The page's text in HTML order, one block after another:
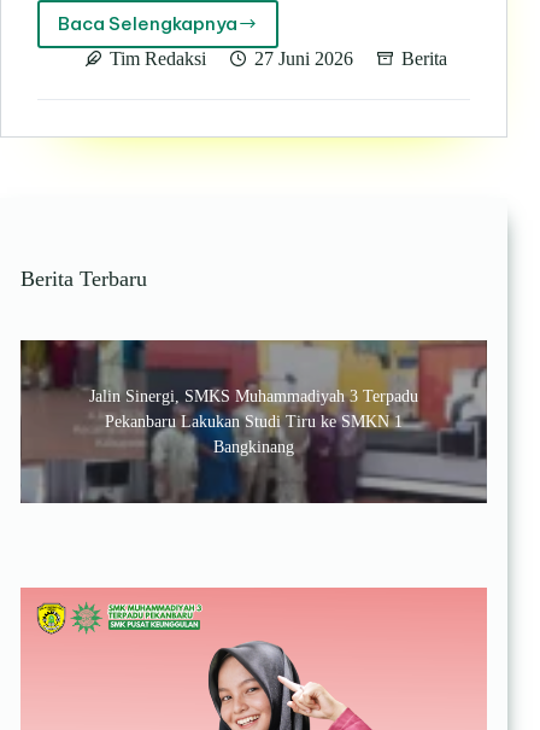
Baca Selengkapnya
Prof.
Dr.
Muhadjir
Resmikan
Tim Redaksi 27 Juni 2026 Berita
Berita Terbaru
Jalin Sinergi, SMKS Muhammadiyah 3 Terpadu
Pekanbaru Lakukan Studi Tiru ke SMKN 1
Bangkinang